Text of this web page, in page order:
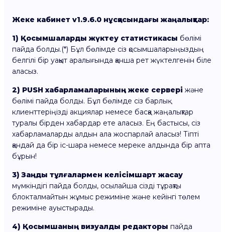
Жеке кабинет v1.9.6.0 нұсқасындағы жаңалықтар:
1) Қосымшаларды жүктеу статистикасы бөлімі
пайда болды.(*) Бұл бөлімде сіз қосымшаларыңыздың
белгілі бір уақыт аралығында қанша рет жүктелгенін біле
аласыз.
2) PUSH хабарламаларының жеке сервері және
бөлімі пайда болды. Бұл бөлімде сіз барлық
клиенттеріңізді акциялар немесе басқа жаңалықтар
туралы бірден хабардар ете аласыз. Ең бастысы, сіз
хабарламаларды алдын ала жоспарлай аласыз! Тіпті
қандай да бір іс-шара немесе мереке алдында бір апта
бұрын!
3)Заңды тұлғалармен келісімшарт жасау
мүмкіндігі пайда болды, осылайша сізді тұрақты
блокталмайтын жұмыс режиміне және кейінгі төлем
режиміне ауыстырады.
4) Қосымшаның визуалды редакторы пайда